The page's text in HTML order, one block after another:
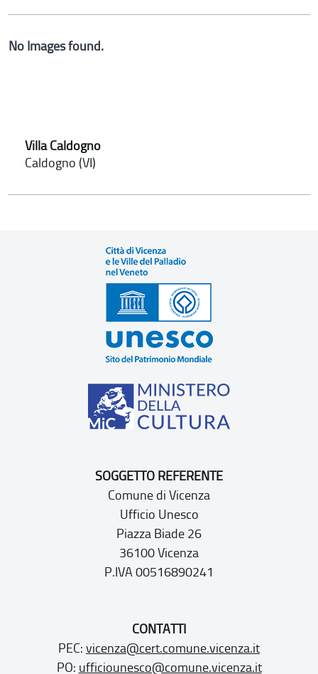
No Images found.
Villa Caldogno
Caldogno (VI)
SOGGETTO REFERENTE
Comune di Vicenza
Ufficio Unesco
Piazza Biade 26
36100 Vicenza
P.IVA 00516890241
CONTATTI
PEC: vicenza@cert.comune.vicenza.it
PO: ufficiounesco@comune.vicenza.it